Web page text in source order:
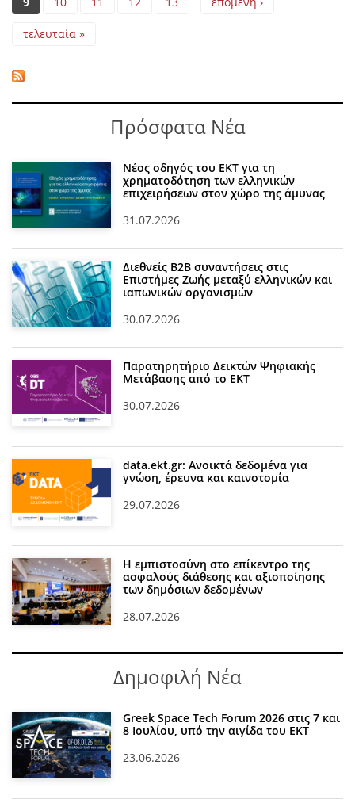
τελευταία »
Πρόσφατα Νέα
Νέος οδηγός του ΕΚΤ για τη
χρηματοδότηση των ελληνικών
επιχειρήσεων στον χώρο της άμυνας
31.07.2026
Διεθνείς Β2Β συναντήσεις στις
Επιστήμες Ζωής μεταξύ ελληνικών και
ιαπωνικών οργανισμών
30.07.2026
Παρατηρητήριο Δεικτών Ψηφιακής
Μετάβασης από το ΕΚΤ
30.07.2026
data.ekt.gr: Ανοικτά δεδομένα για
γνώση, έρευνα και καινοτομία
29.07.2026
Η εμπιστοσύνη στο επίκεντρο της
ασφαλούς διάθεσης και αξιοποίησης
των δημόσιων δεδομένων
28.07.2026
Δημοφιλή Νέα
Greek Space Tech Forum 2026 στις 7 και
8 Ιουλίου, υπό την αιγίδα του ΕΚΤ
23.06.2026